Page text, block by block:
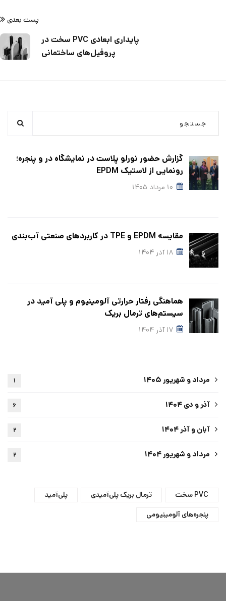
پست بعدی
پایداری ابعادی PVC سخت در
پروفیل‌های ساختمانی
گزارش حضور نورلو پلاست در نمایشگاه در و پنجره؛
رونمایی از لاستیک EPDM
۱۰ مرداد ۱۴۰۵
مقایسه EPDM و TPE در کاربردهای صنعتی آب‌بندی
۱۸ آذر ۱۴۰۴
هماهنگی رفتار حرارتی آلومینیوم و پلی‌ آمید در
سیستم‌های ترمال بریک
۱۷ آذر ۱۴۰۴
مرداد و شهریور ۱۴۰۵ ۱
آذر و دی ۱۴۰۴ ۶
آبان و آذر ۱۴۰۴ ۲
مرداد و شهریور ۱۴۰۴ ۲
PVC سخت ترمال بریک پلی‌آمیدی
پلی‌آمید
پنجره‌های آلومینیومی